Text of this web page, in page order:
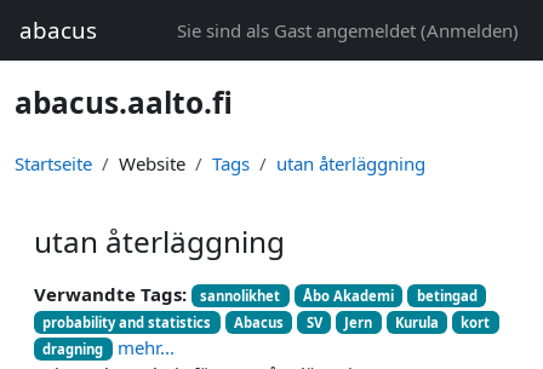
abacus Sie sind als Gast angemeldet (Anmelden)
abacus.aalto.fi
Startseite Website Tags utan återläggning
utan återläggning
Verwandte Tags: sannolikhet Åbo Akademi
betingad
probability and statistics
Abacus SV Jern Kurula
kort
dragning
mehr...